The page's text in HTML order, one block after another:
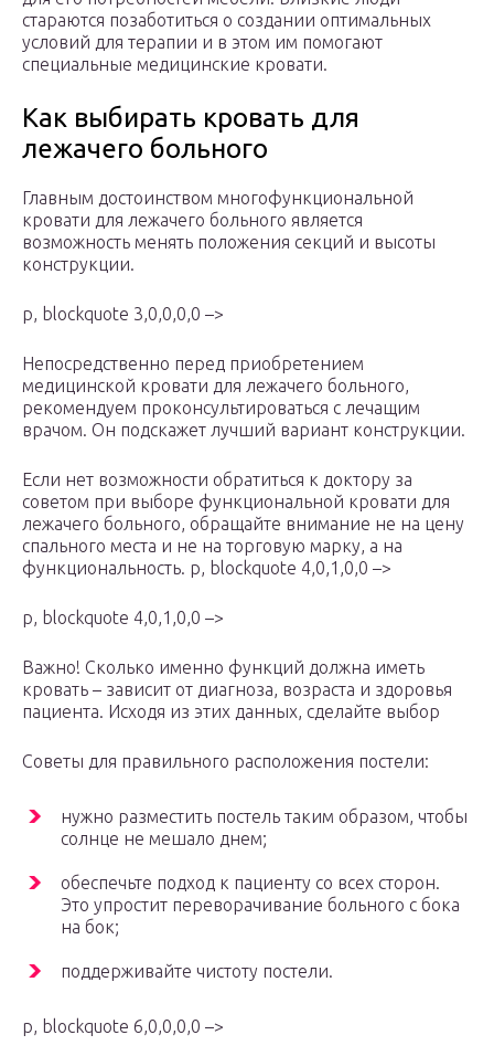
стараются позаботиться о создании оптимальных
условий для терапии и в этом им помогают
специальные медицинские кровати.
Как выбирать кровать для
лежачего больного
Главным достоинством многофункциональной
кровати для лежачего больного является
возможность менять положения секций и высоты
конструкции.
p, blockquote 3,0,0,0,0 –>
Непосредственно перед приобретением
медицинской кровати для лежачего больного,
рекомендуем проконсультироваться с лечащим
врачом. Он подскажет лучший вариант конструкции.
Если нет возможности обратиться к доктору за
советом при выборе функциональной кровати для
лежачего больного, обращайте внимание не на цену
спального места и не на торговую марку, а на
функциональность. p, blockquote 4,0,1,0,0 –>
p, blockquote 4,0,1,0,0 –>
Важно! Сколько именно функций должна иметь
кровать – зависит от диагноза, возраста и здоровья
пациента. Исходя из этих данных, сделайте выбор
Советы для правильного расположения постели:
нужно разместить постель таким образом, чтобы
солнце не мешало днем;
обеспечьте подход к пациенту со всех сторон.
Это упростит переворачивание больного с бока
на бок;
поддерживайте чистоту постели.
p, blockquote 6,0,0,0,0 –>